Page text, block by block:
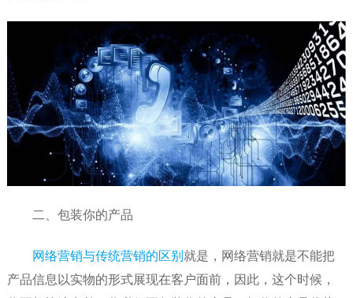
二、包装你的产品
网络营销与传统营销的区别 就是，网络营销就是不能把
产品信息以实物的形式展现在客户面前，因此，这个时候，